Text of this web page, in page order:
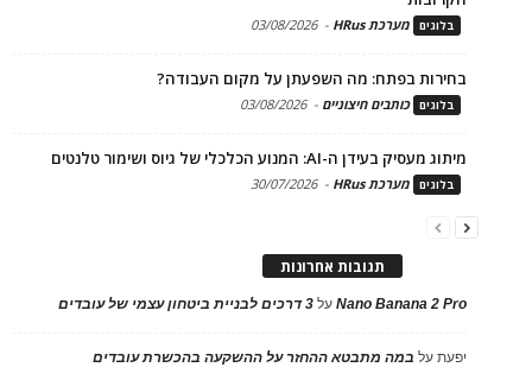
בלוגים מערכת HRus -
03/08/2026
בחירות בפתח: מה השפעתן על מקום העבודה?
בלוגים כותבים חיצוניים -
03/08/2026
מיתוג מעסיק בעידן ה-AI: המנוע הכלכלי של גיוס ושימור טלנטים
בלוגים מערכת HRus -
30/07/2026
תגובות אחרונות
Nano Banana 2 Proעל 3 דרכים לבניית ביטחון עצמי של עובדים
יפעתעל במה מתבטא ההחזר על ההשקעה בהכשרת עובדים